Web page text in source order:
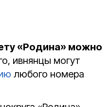
«Родина» можно
ивнянцы могут
любого номера